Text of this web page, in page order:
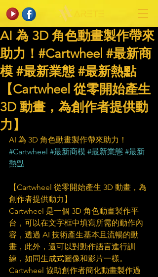
AI 為 3D 角色動畫製作帶來
助力！#Cartwheel #最新商
模 #最新業態 #最新熱點
【Cartwheel 從零開始產生
3D 動畫，為創作者提供動
力】
AI 為 3D 角色動畫製作帶來助力！
#Cartwheel #最新商模 #最新業態 #最新
熱點
【Cartwheel 從零開始產生 3D 動畫，為
創作者提供動力】
Cartwheel 是一個 3D 角色動畫製作平
台，可以在文字框中填寫所需的動作內
容，透過 AI 技術產生基本且流暢的動
畫，此外，還可以對動作語言進行訓
練，如同生成式圖像和影片一樣。
Cartwheel 協助創作者簡化動畫製作過